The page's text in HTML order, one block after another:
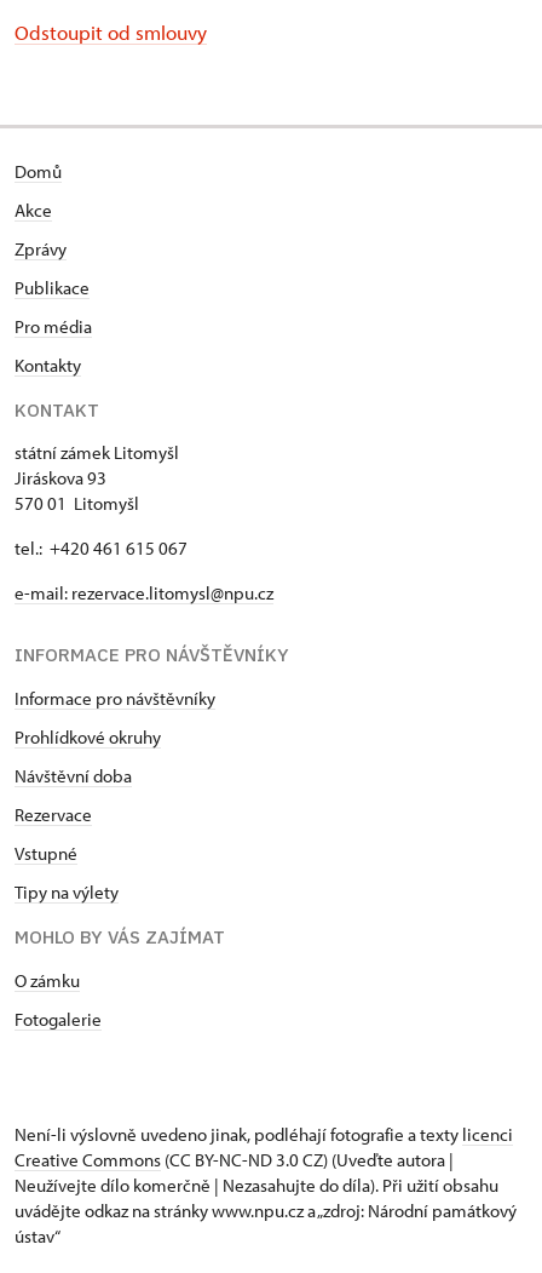
Odstoupit od smlouvy
Domů
Akce
Zprávy
Publikace
Pro média
Kontakty
KONTAKT
státní zámek Litomyšl
Jiráskova 93
570 01 Litomyšl
tel.: +420 461 615 067
e-mail: rezervace.litomysl@npu.cz
INFORMACE PRO NÁVŠTĚVNÍKY
Informace pro návštěvníky
Prohlídkové okruhy
Návštěvní doba
Rezervace
Vstupné
Tipy na výlety
MOHLO BY VÁS ZAJÍMAT
O zámku
Fotogalerie
Není-li výslovně uvedeno jinak, podléhají fotografie a texty licenci
Creative Commons (CC BY-NC-ND 3.0 CZ) (Uveďte autora |
Neužívejte dílo komerčně | Nezasahujte do díla). Při užití obsahu
uvádějte odkaz na stránky www.npu.cz a „zdroj: Národní památkový
ústav“